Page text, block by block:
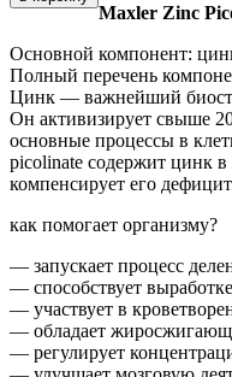
Maxler Zinc
Основной компонент:
Полный перечень
Цинк — важнейший
Он активизирует свыше
основные процессы в
picolinate содержит цинк
компенсирует его
как помогает организму?
— запускает процесс
— способствует
— участвует в
— обладает
— регулирует